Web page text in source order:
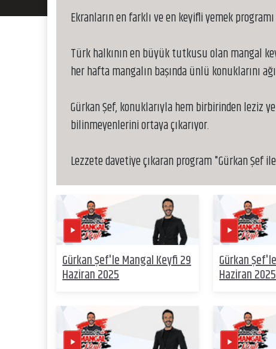
Ekranların en farklı ve en keyifli yemek
Türk halkının en büyük tutkusu olan mangal
her hafta mangalın başında ünlü konuklarını
Gürkan Şef, konuklarıyla hem birbirinden leziz
bilinmeyenlerini ortaya çıkarıyor.
Lezzete davetiye çıkaran program "Gürkan Şef
Gürkan Şef'le Mangal Keyfi 29
Haziran 2025
Gürkan
Haziran 2025